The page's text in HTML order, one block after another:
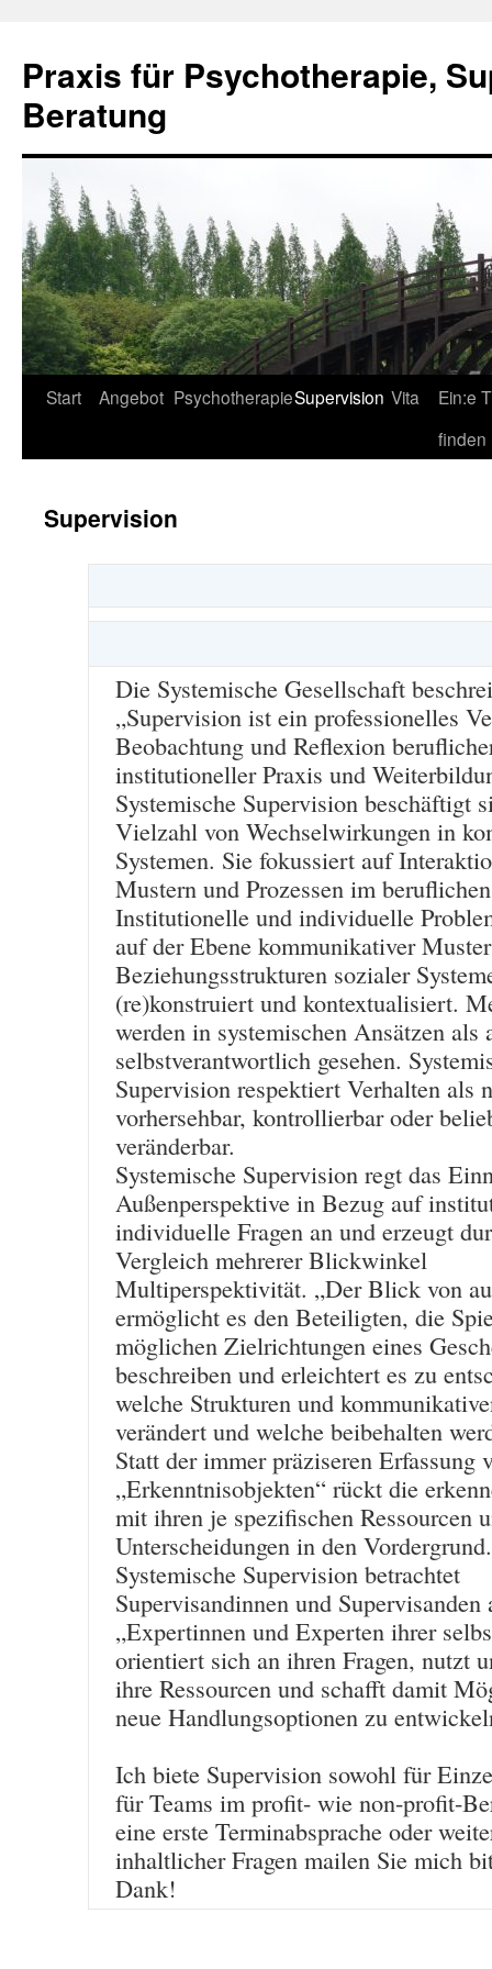
springen
Praxis für Psychotherapie,
Beratung
Start Angebot PsychotherapieSupervision Vita
Ein:e
finden
Supervision
Die Systemische Gesellschaft
„Supervision ist ein professionelles
Beobachtung und Reflexion
institutioneller Praxis und
Systemische Supervision beschäftigt
Vielzahl von Wechselwirkungen in
Systemen. Sie fokussiert auf
Mustern und Prozessen im
Institutionelle und individuelle
auf der Ebene kommunikativer
Beziehungsstrukturen sozialer
(re)konstruiert und kontextualisiert.
werden in systemischen Ansätzen als
selbstverantwortlich gesehen.
Supervision respektiert Verhalten als
vorhersehbar, kontrollierbar oder
veränderbar.
Systemische Supervision regt das
Außenperspektive in Bezug auf
individuelle Fragen an und erzeugt
Vergleich mehrerer Blickwinkel
Multiperspektivität. „Der Blick von
ermöglicht es den Beteiligten, die
möglichen Zielrichtungen eines
beschreiben und erleichtert es zu
welche Strukturen und
verändert und welche beibehalten
Statt der immer präziseren Erfassung
„Erkenntnisobjekten“ rückt die
mit ihren je spezifischen Ressourcen
Unterscheidungen in den Vordergrund.
Systemische Supervision betrachtet
Supervisandinnen und Supervisanden
„Expertinnen und Experten ihrer
orientiert sich an ihren Fragen, nutzt
ihre Ressourcen und schafft damit
neue Handlungsoptionen zu
Ich biete Supervision sowohl für
für Teams im profit- wie non-profit-
eine erste Terminabsprache oder
inhaltlicher Fragen mailen Sie mich
Dank!